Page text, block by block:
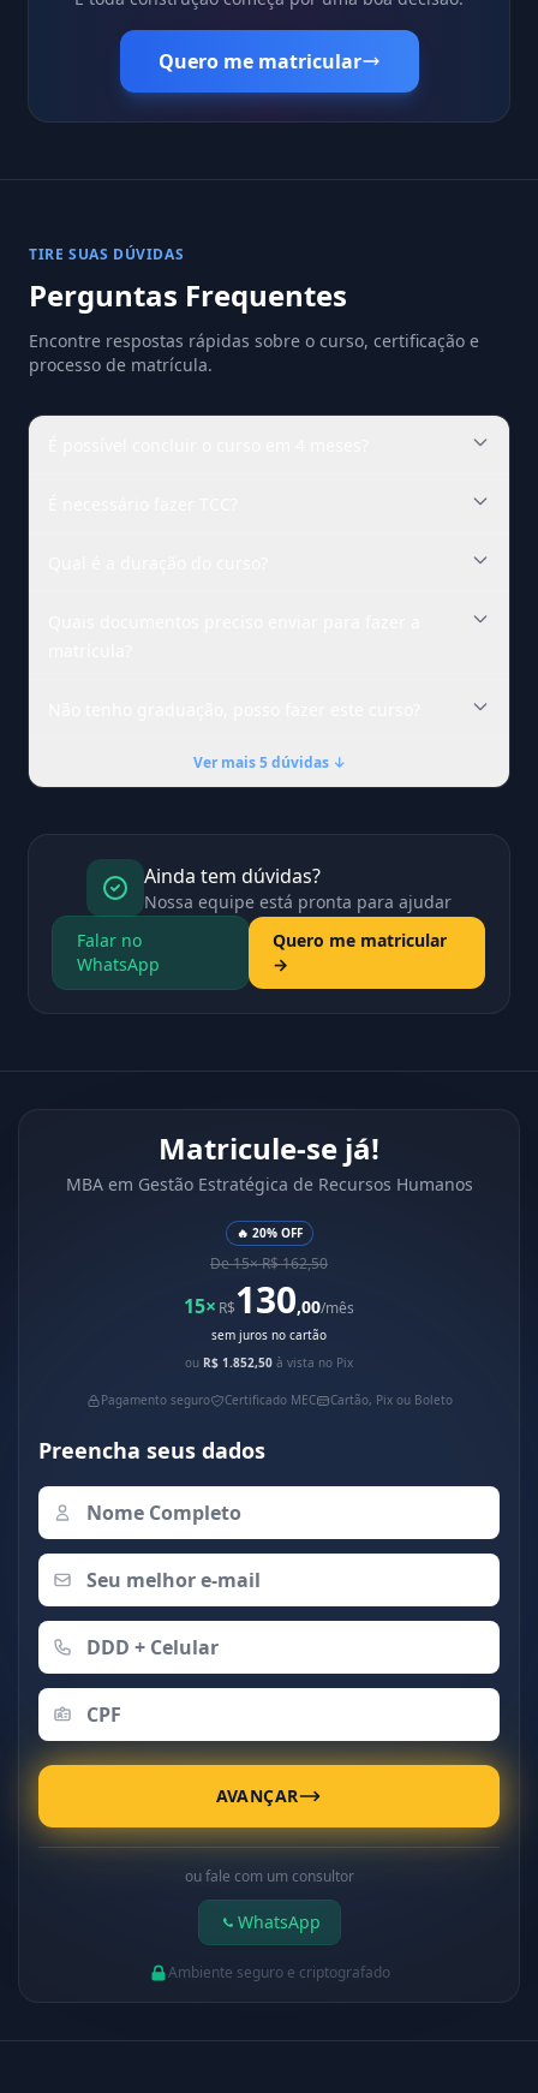
Quero me matricular
TIRE SUAS DÚVIDAS
Perguntas Frequentes
Encontre respostas rápidas sobre o curso, certificação e
processo de matrícula.
Ver mais 5 dúvidas ↓
Ainda tem dúvidas?
Nossa equipe está pronta para ajudar
Falar no
WhatsApp
Quero me matricular
→
Matricule-se já!
MBA em Gestão Estratégica de Recursos Humanos
🔥 20% OFF
De 15× R$ 162,50
15× R$130,00/mês
sem juros no cartão
ou R$ 1.852,50 à vista no Pix
Pagamento seguro Certificado MEC Cartão, Pix ou Boleto
Preencha seus dados
AVANÇAR
ou fale com um consultor
WhatsApp
Ambiente seguro e criptografado